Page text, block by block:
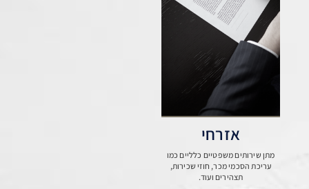
אזרחי
מתן שירותים משפטיים כלליים כמו
עריכת הסכמי מכר, חוזי שכירות,
תצהירים ועוד.